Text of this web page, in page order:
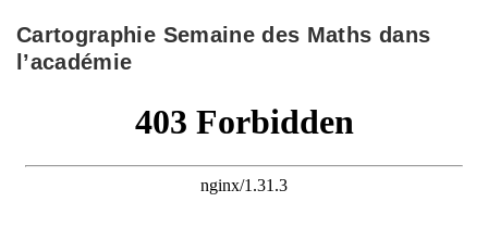
Cartographie Semaine des Maths dans
l’académie